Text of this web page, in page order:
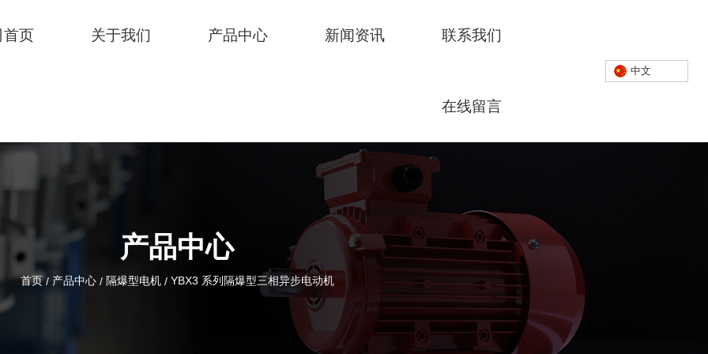
首页 关于我们 产品中心 新闻资讯 联系我们
在线留言
中文
产品中心
首页/ 产品中心 / 隔爆型电机 / YBX3 系列隔爆型三相异步电动机